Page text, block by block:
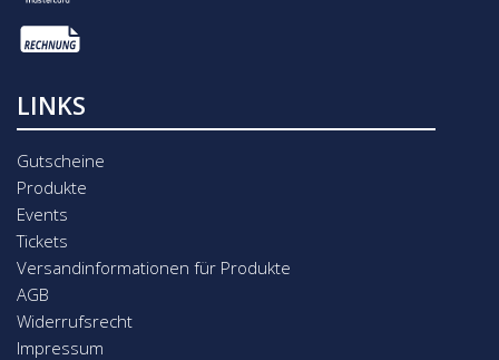
LINKS
Gutscheine
Produkte
Events
Tickets
Versandinformationen für Produkte
AGB
Widerrufsrecht
Impressum